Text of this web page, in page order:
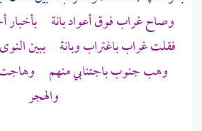
وصاح غراب فوق أعواد بانة بأخبار
فقلت غراب باغتراب وبانة ببين
وهب جنوب باجتنابي منهم وهاجت
والهجر